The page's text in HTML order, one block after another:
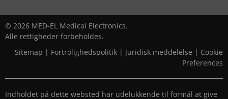
© 2026 MED-EL Medical Electronics.
Alle rettigheder forbeholdes.
Sitemap | Fortrolighedspolitik | Juridisk meddelelse | Cookie
Preferences
Indholdet på dette websted har udelukkende til formål at give